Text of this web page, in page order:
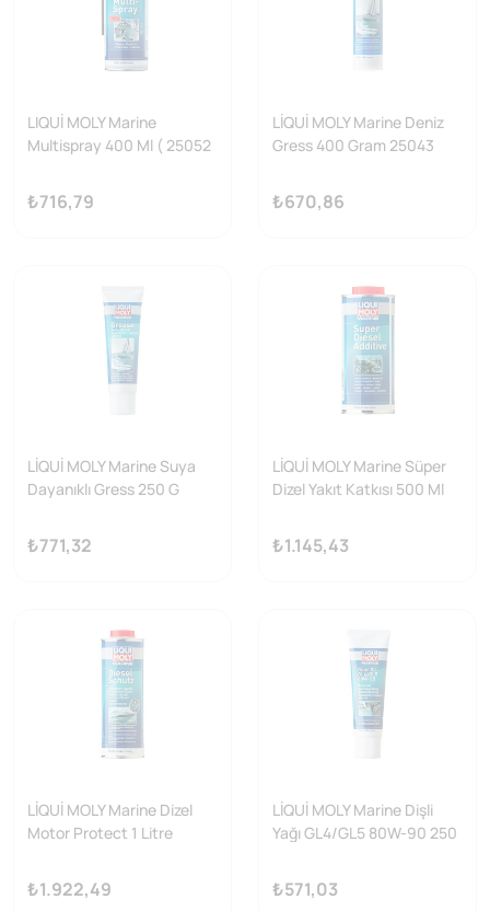
LIQUİ MOLY Marine
Multispray 400 Ml ( 25052
₺716,79
LİQUİ MOLY Marine Deniz
Gress 400 Gram 25043
₺670,86
LİQUİ MOLY Marine Suya
Dayanıklı Gress 250 G
₺771,32
LİQUİ MOLY Marine Süper
Dizel Yakıt Katkısı 500 Ml
₺1.145,43
LİQUİ MOLY Marine Dizel
Motor Protect 1 Litre
₺1.922,49
LİQUİ MOLY Marine Dişli
Yağı GL4/GL5 80W-90 250
₺571,03